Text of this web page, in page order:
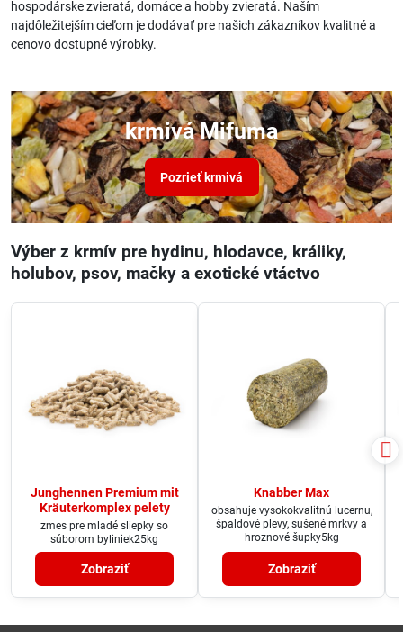
hospodárske zvieratá, domáce a hobby zvieratá. Naším
najdôležitejším cieľom je dodávať pre našich zákazníkov kvalitné a
cenovo dostupné výrobky.
krmivá Mifuma
Pozrieť krmivá
Výber z krmív pre hydinu, hlodavce, králiky,
holubov, psov, mačky a exotické vtáctvo
Junghennen Premium mit
Kräuterkomplex pelety
zmes pre mladé sliepky so
súborom byliniek25kg
Zobraziť
Knabber Max
obsahuje vysokokvalitnú lucernu,
špaldové plevy, sušené mrkvy a
hroznové šupky5kg
Zobraziť